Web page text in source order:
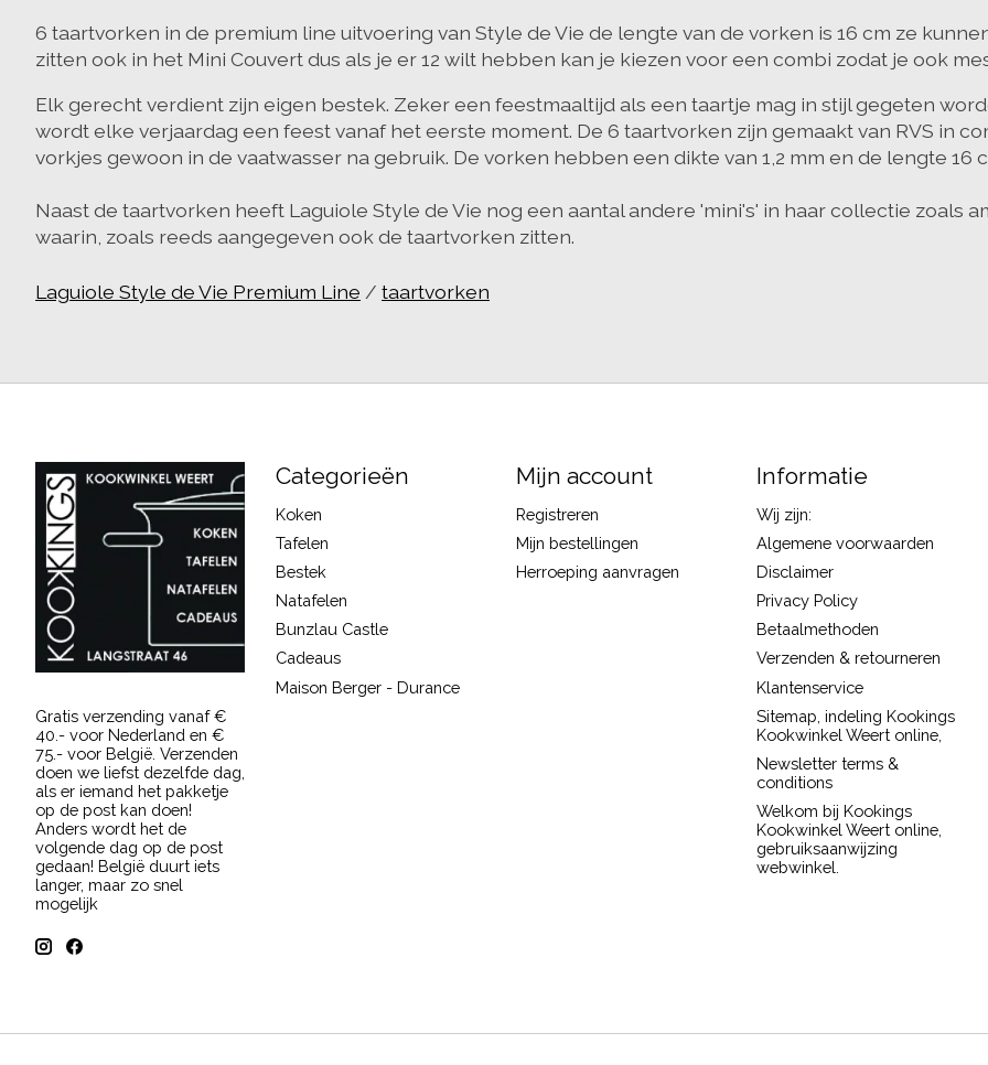
6 taartvorken in de premium line uitvoering van Style de Vie de lengte van de vorken is 16 cm ze
zitten ook in het Mini Couvert dus als je er 12 wilt hebben kan je kiezen voor een combi zodat je ook
Elk gerecht verdient zijn eigen bestek. Zeker een feestmaaltijd als een taartje mag in stijl gegeten
wordt elke verjaardag een feest vanaf het eerste moment. De 6 taartvorken zijn gemaakt van RVS in
vorkjes gewoon in de vaatwasser na gebruik. De vorken hebben een dikte van 1,2 mm en de lengte 16
Naast de taartvorken heeft Laguiole Style de Vie nog een aantal andere 'mini's' in haar collectie zoals
waarin, zoals reeds aangegeven ook de taartvorken zitten.
Laguiole Style de Vie Premium Line / taartvorken
Gratis verzending vanaf €
40.- voor Nederland en €
75.- voor België. Verzenden
doen we liefst dezelfde dag,
als er iemand het pakketje
op de post kan doen!
Anders wordt het de
volgende dag op de post
gedaan! België duurt iets
langer, maar zo snel
mogelijk
Categorieën
Koken
Tafelen
Bestek
Natafelen
Bunzlau Castle
Cadeaus
Maison Berger - Durance
Mijn account
Registreren
Mijn bestellingen
Herroeping aanvragen
Informatie
Wij zijn:
Algemene voorwaarden
Disclaimer
Privacy Policy
Betaalmethoden
Verzenden & retourneren
Klantenservice
Sitemap, indeling Kookings
Kookwinkel Weert online,
Newsletter terms &
conditions
Welkom bij Kookings
Kookwinkel Weert online,
gebruiksaanwijzing
webwinkel.